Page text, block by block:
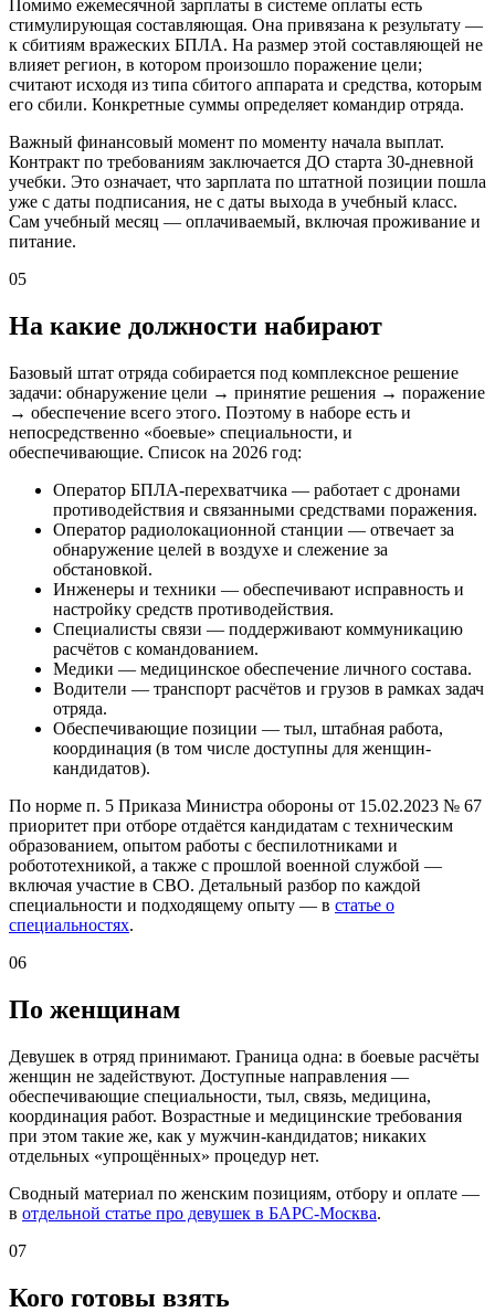
Помимо ежемесячной зарплаты в системе оплаты есть
стимулирующая составляющая. Она привязана к результату —
к сбитиям вражеских БПЛА. На размер этой составляющей не
влияет регион, в котором произошло поражение цели;
считают исходя из типа сбитого аппарата и средства, которым
его сбили. Конкретные суммы определяет командир отряда.
Важный финансовый момент по моменту начала выплат.
Контракт по требованиям заключается ДО старта 30-дневной
учебки. Это означает, что зарплата по штатной позиции пошла
уже с даты подписания, не с даты выхода в учебный класс.
Сам учебный месяц — оплачиваемый, включая проживание и
питание.
05
На какие должности набирают
Базовый штат отряда собирается под комплексное решение
задачи: обнаружение цели → принятие решения → поражение
→ обеспечение всего этого. Поэтому в наборе есть и
непосредственно «боевые» специальности, и
обеспечивающие. Список на 2026 год:
Оператор БПЛА-перехватчика — работает с дронами
противодействия и связанными средствами поражения.
Оператор радиолокационной станции — отвечает за
обнаружение целей в воздухе и слежение за
обстановкой.
Инженеры и техники — обеспечивают исправность и
настройку средств противодействия.
Специалисты связи — поддерживают коммуникацию
расчётов с командованием.
Медики — медицинское обеспечение личного состава.
Водители — транспорт расчётов и грузов в рамках задач
отряда.
Обеспечивающие позиции — тыл, штабная работа,
координация (в том числе доступны для женщин-
кандидатов).
По норме п. 5 Приказа Министра обороны от 15.02.2023 № 67
приоритет при отборе отдаётся кандидатам с техническим
образованием, опытом работы с беспилотниками и
робототехникой, а также с прошлой военной службой —
включая участие в СВО. Детальный разбор по каждой
специальности и подходящему опыту — в статье о
специальностях.
06
По женщинам
Девушек в отряд принимают. Граница одна: в боевые расчёты
женщин не задействуют. Доступные направления —
обеспечивающие специальности, тыл, связь, медицина,
координация работ. Возрастные и медицинские требования
при этом такие же, как у мужчин-кандидатов; никаких
отдельных «упрощённых» процедур нет.
Сводный материал по женским позициям, отбору и оплате —
в отдельной статье про девушек в БАРС-Москва.
07
Кого готовы взять